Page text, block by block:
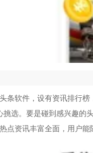
条软件，设有资讯排行榜
选。要是碰到感兴趣的
点资讯丰富全面，用户能